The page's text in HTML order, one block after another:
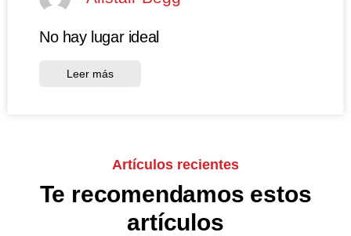
No hay lugar ideal
Leer más
Artículos recientes
Te recomendamos estos
artículos